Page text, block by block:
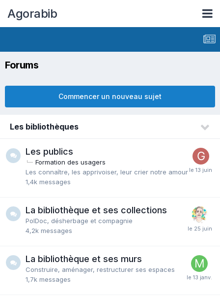
Agorabib
Forums
Commencer un nouveau sujet
Les bibliothèques
Les publics
Formation des usagers
Les connaître, les apprivoiser, leur crier notre amour
1,4k messages
La bibliothèque et ses collections
PolDoc, désherbage et compagnie
4,2k messages
La bibliothèque et ses murs
Construire, aménager, restructurer ses espaces
1,7k messages